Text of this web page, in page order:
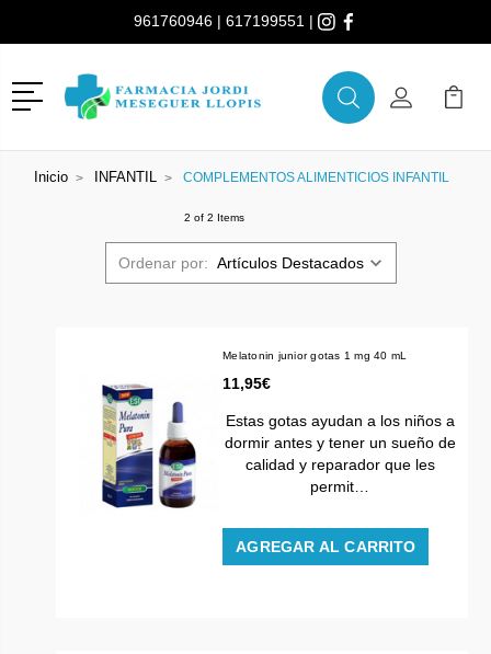
961760946 | 617199551 |
Menú
BuscarMi Cuenta
Mi
Inicio INFANTIL COMPLEMENTOS ALIMENTICIOS INFANTIL
2 of 2 Items
Ordenar por:
Melatonin junior gotas 1 mg 40 mL
11,95€
Estas gotas ayudan a los niños a
dormir antes y tener un sueño de
calidad y reparador que les
permit…
AGREGAR AL CARRITO